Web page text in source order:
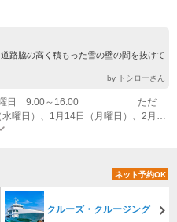
路脇の高く積もった雪の壁の間を抜けて
by トシローさん
9:00～16:00 ただ
曜日）、1月14日（月曜日）、2月11
ネット予約OK
クルーズ・クルージング